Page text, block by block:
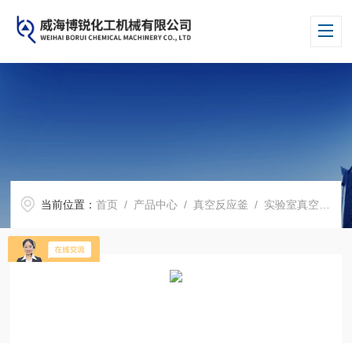
当前位置：首页 / 产品中心 /真空反应釜 / 实验室真空反应釜